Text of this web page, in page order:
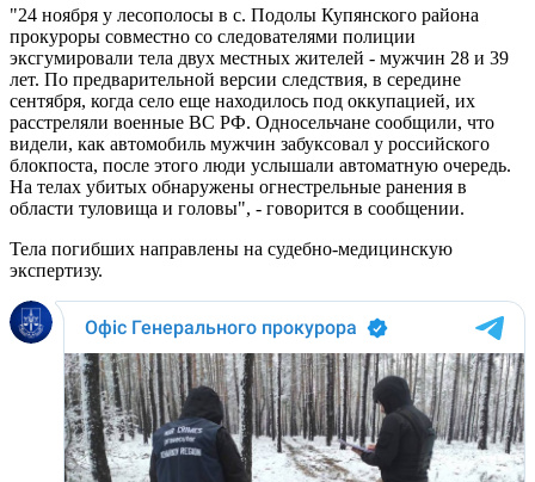
"24 ноября у лесополосы в с. Подолы Купянского района
прокуроры совместно со следователями полиции
эксгумировали тела двух местных жителей - мужчин 28 и 39
лет. По предварительной версии следствия, в середине
сентября, когда село еще находилось под оккупацией, их
расстреляли военные ВС РФ. Односельчане сообщили, что
видели, как автомобиль мужчин забуксовал у российского
блокпоста, после этого люди услышали автоматную очередь.
На телах убитых обнаружены огнестрельные ранения в
области туловища и головы", - говорится в сообщении.
Тела погибших направлены на судебно-медицинскую
экспертизу.